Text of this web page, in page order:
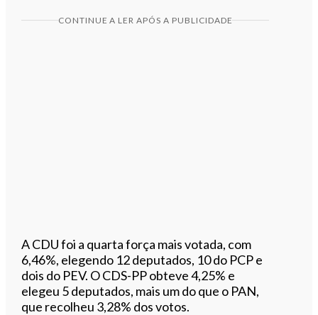
CONTINUE A LER APÓS A PUBLICIDADE
ACDUfoi a quarta força mais votada, com
6,46%, elegendo 12 deputados, 10 do PCPe
dois do PEV. OCDS-PP obteve 4,25% e
elegeu 5 deputados, mais um do que o PAN,
que recolheu 3,28% dos votos.